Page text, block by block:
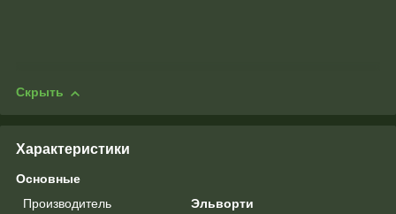
Скрыть
Характеристики
Основные
Производитель
Эльворти